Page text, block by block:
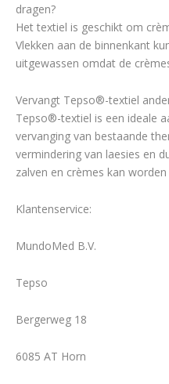
dragen?
Het textiel is geschikt om
Vlekken aan de binnenkant
uitgewassen omdat de
Vervangt Tepso®-textiel
Tepso®-textiel is een ideale
vervanging van bestaande
vermindering van laesies en
zalven en crèmes kan
Klantenservice:
MundoMed B.V.
Tepso
Bergerweg 18
6085 AT Horn